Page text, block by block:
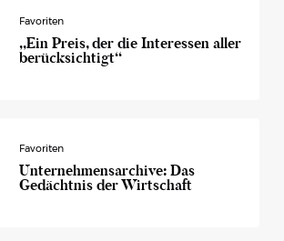
Favoriten
„Ein Preis, der die Interessen aller
berücksichtigt“
Favoriten
Unternehmensarchive: Das
Gedächtnis der Wirtschaft